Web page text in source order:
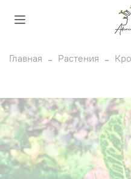
Главная Растения